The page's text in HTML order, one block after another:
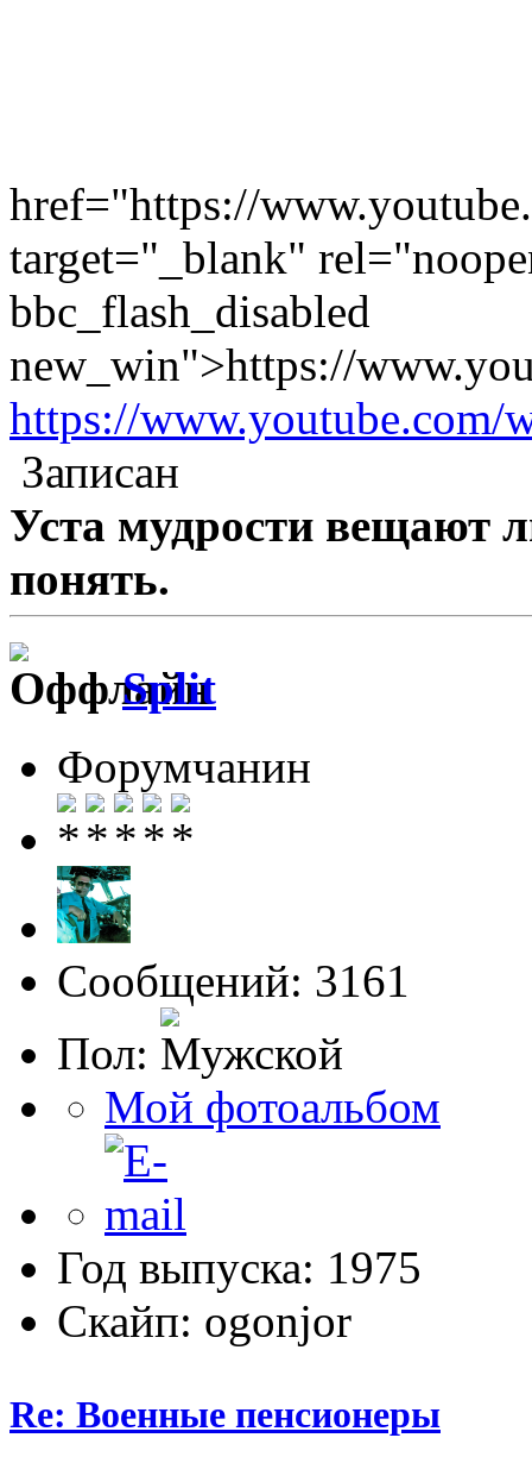
href="https://
target="_blank"
bbc_flash_disabled
new_win">https://
https://www.youtube.com/
Записан
Уста мудрости вещают
понять.
Split
Форумчанин
Сообщений: 3161
Пол:
Мой фотоальбом
Год выпуска: 1975
Скайп: ogonjor
Re: Военные пенсионеры